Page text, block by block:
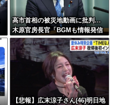
高市首相の被災地動画に批判…
木原官房長官「BGMも情報発信
の一つ」
【悲報】広末涼子さん(46)明日地